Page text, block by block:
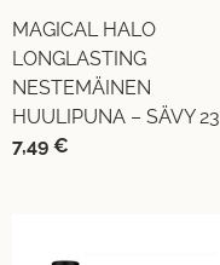
MAGICAL HALO
LONGLASTING
NESTEMÄINEN
HUULIPUNA – SÄVY 23
7,49 €